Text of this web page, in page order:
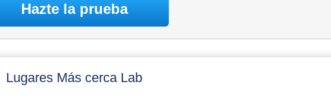
Hazte la prueba
Lugares Más cerca Lab